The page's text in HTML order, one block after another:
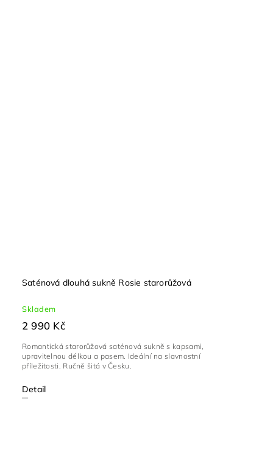
Saténová dlouhá sukně Rosie starorůžová
Skladem
2 990 Kč
Detail
Romantická starorůžová saténová sukně s kapsami,
upravitelnou délkou a pasem. Ideální na slavnostní
příležitosti. Ručně šitá v Česku.